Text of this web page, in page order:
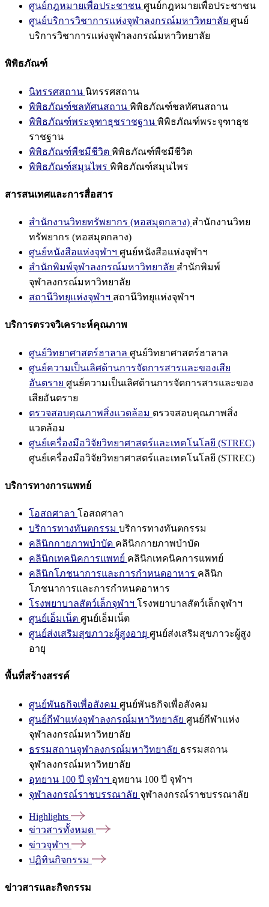
ศูนย์กฎหมายเพื่อประชาชน ศูนย์กฎหมายเพื่อประชาชน
ศูนย์บริการวิชาการแห่งจุฬาลงกรณ์มหาวิทยาลัย ศูนย์
บริการวิชาการแห่งจุฬาลงกรณ์มหาวิทยาลัย
พิพิธภัณฑ์
นิทรรศสถาน นิทรรศสถาน
พิพิธภัณฑ์ชลทัศนสถาน พิพิธภัณฑ์ชลทัศนสถาน
พิพิธภัณฑ์พระจุฑาธุชราชฐาน พิพิธภัณฑ์พระจุฑาธุช
ราชฐาน
พิพิธภัณฑ์พืชมีชีวิต พิพิธภัณฑ์พืชมีชีวิต
พิพิธภัณฑ์สมุนไพร พิพิธภัณฑ์สมุนไพร
สารสนเทศและการสื่อสาร
สำนักงานวิทยทรัพยากร (หอสมุดกลาง) สำนักงานวิทย
ทรัพยากร (หอสมุดกลาง)
ศูนย์หนังสือแห่งจุฬาฯ ศูนย์หนังสือแห่งจุฬาฯ
สำนักพิมพ์จุฬาลงกรณ์มหาวิทยาลัย สำนักพิมพ์
จุฬาลงกรณ์มหาวิทยาลัย
สถานีวิทยุแห่งจุฬาฯ สถานีวิทยุแห่งจุฬาฯ
บริการตรวจวิเคราะห์คุณภาพ
ศูนย์วิทยาศาสตร์ฮาลาล ศูนย์วิทยาศาสตร์ฮาลาล
ศูนย์ความเป็นเลิศด้านการจัดการสารและของเสีย
อันตราย ศูนย์ความเป็นเลิศด้านการจัดการสารและของ
เสียอันตราย
ตรวจสอบคุณภาพสิ่งแวดล้อม ตรวจสอบคุณภาพสิ่ง
แวดล้อม
ศูนย์เครื่องมือวิจัยวิทยาศาสตร์และเทคโนโลยี (STREC)
ศูนย์เครื่องมือวิจัยวิทยาศาสตร์และเทคโนโลยี (STREC)
บริการทางการแพทย์
โอสถศาลา โอสถศาลา
บริการทางทันตกรรม บริการทางทันตกรรม
คลินิกกายภาพบำบัด คลินิกกายภาพบำบัด
คลินิกเทคนิคการแพทย์ คลินิกเทคนิคการแพทย์
คลินิกโภชนาการและการกำหนดอาหาร คลินิก
โภชนาการและการกำหนดอาหาร
โรงพยาบาลสัตว์เล็กจุฬาฯ โรงพยาบาลสัตว์เล็กจุฬาฯ
ศูนย์เอ็มเน็ต ศูนย์เอ็มเน็ต
ศูนย์ส่งเสริมสุขภาวะผู้สูงอายุ ศูนย์ส่งเสริมสุขภาวะผู้สูง
อายุ
พื้นที่สร้างสรรค์
ศูนย์พันธกิจเพื่อสังคม ศูนย์พันธกิจเพื่อสังคม
ศูนย์กีฬาแห่งจุฬาลงกรณ์มหาวิทยาลัย ศูนย์กีฬาแห่ง
จุฬาลงกรณ์มหาวิทยาลัย
ธรรมสถานจุฬาลงกรณ์มหาวิทยาลัย ธรรมสถาน
จุฬาลงกรณ์มหาวิทยาลัย
อุทยาน 100 ปี จุฬาฯ อุทยาน 100 ปี จุฬาฯ
จุฬาลงกรณ์ราชบรรณาลัย จุฬาลงกรณ์ราชบรรณาลัย
Highlights
ข่าวสารทั้งหมด
ข่าวจุฬาฯ
ปฏิทินกิจกรรม
ข่าวสารและกิจกรรม